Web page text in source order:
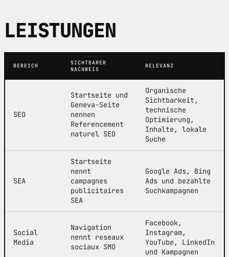
LEISTUNGEN
BEREICH
SICHTBARER
NACHWEIS
RELEVANZ
SEO
Startseite und
Geneva-Seite
nennen
Referencement
naturel SEO
Organische
Sichtbarkeit,
technische
Optimierung,
Inhalte, lokale
Suche
SEA
Startseite
nennt
campagnes
publicitaires
SEA
Google Ads, Bing
Ads und bezahlte
Suchkampagnen
Social
Media
Navigation
nennt reseaux
sociaux SMO
Facebook,
Instagram,
YouTube, LinkedIn
und Kampagnen